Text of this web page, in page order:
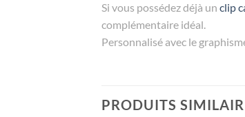
Si vous possédez déjà un clip
complémentaire idéal.
Personnalisé avec le
PRODUITS